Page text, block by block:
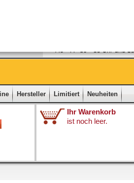
Hersteller Limitiert Neuheiten
Ihr Warenkorb
ist noch leer.